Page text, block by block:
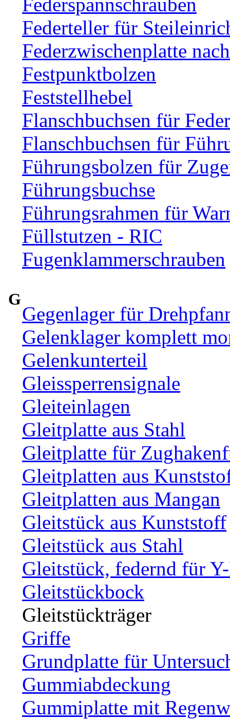
Federteller für
Federzwischenplatte
Festpunktbolzen
Feststellhebel
Flanschbuchsen für
Flanschbuchsen für
Führungsbolzen für
Führungsbuchse
Führungsrahmen für
Füllstutzen - RIC
Fugenklammerschrauben
G
Gegenlager für
Gelenklager komplett
Gelenkunterteil
Gleissperrensignale
Gleiteinlagen
Gleitplatte aus Stahl
Gleitplatte für
Gleitplatten aus
Gleitplatten aus Mangan
Gleitstück aus Kunststoff
Gleitstück aus Stahl
Gleitstück, federnd für
Gleitstückbock
Gleitstückträger
Griffe
Grundplatte für
Gummiabdeckung
Gummiplatte mit